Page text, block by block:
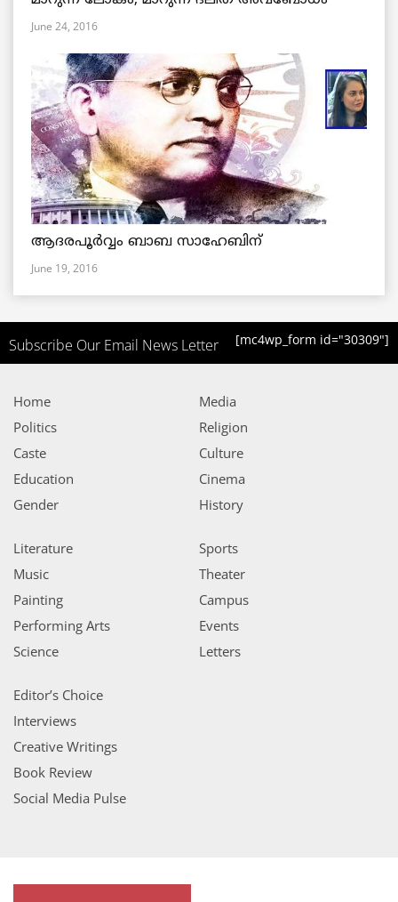
June 24, 2016
ആദരപൂര്‍വ്വം ബാബ സാഹേബിന്
June 19, 2016
Subscribe Our Email News Letter [mc4wp_form id="30309"]
Home
Politics
Caste
Education
Gender
Media
Religion
Culture
Cinema
History
Literature
Music
Painting
Performing Arts
Science
Sports
Theater
Campus
Events
Letters
Editor’s Choice
Interviews
Creative Writings
Book Review
Social Media Pulse